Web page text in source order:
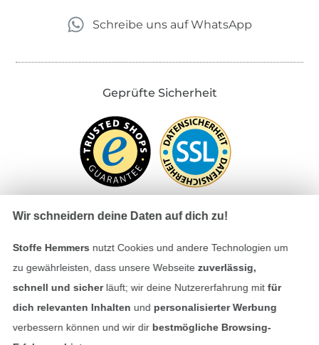
Schreibe uns auf WhatsApp
Geprüfte Sicherheit
Bezahlen mit
Wir schneidern deine Daten auf dich zu!
Stoffe Hemmers nutzt Cookies und andere Technologien um
zu gewährleisten, dass unsere Webseite zuverlässig,
schnell und sicherläuft; wir deine Nutzererfahrung mitfür
dich relevanten Inhalten und personalisierter Werbung
verbessern können und wir dir bestmögliche Browsing-